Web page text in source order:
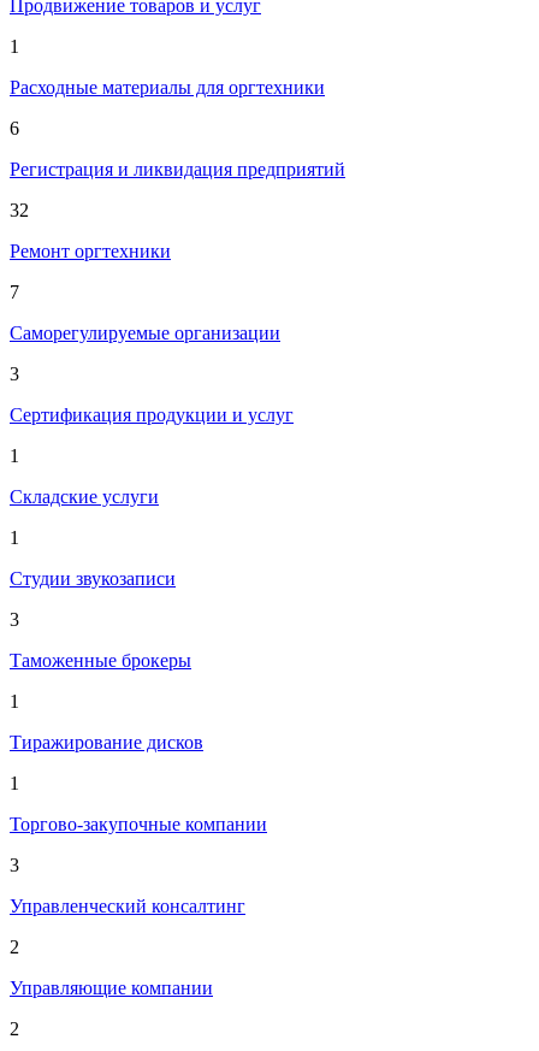
Продвижение товаров и услуг
1
Расходные материалы для оргтехники
6
Регистрация и ликвидация предприятий
32
Ремонт оргтехники
7
Саморегулируемые организации
3
Сертификация продукции и услуг
1
Складские услуги
1
Студии звукозаписи
3
Таможенные брокеры
1
Тиражирование дисков
1
Торгово-закупочные компании
3
Управленческий консалтинг
2
Управляющие компании
2